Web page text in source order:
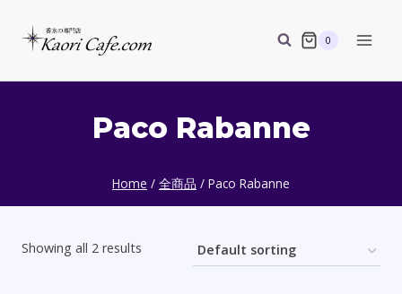
0
Paco Rabanne
Home / 全商品 / Paco Rabanne
Showing all 2 results